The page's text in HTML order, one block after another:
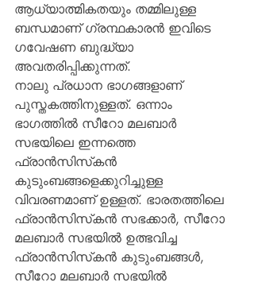
ആധ്യാത്മികതയും തമ്മിലുള്ള
ബന്ധമാണ് ഗ്രന്ഥകാരന്‍ ഇവിടെ
ഗവേഷണ ബുദ്ധ്യാ
അവതരിപ്പിക്കുന്നത്.
നാലു പ്രധാന ഭാഗങ്ങളാണ്
പുസ്തകത്തിനുള്ളത്. ഒന്നാം
ഭാഗത്തില്‍ സീറോ മലബാര്‍
സഭയിലെ ഇന്നത്തെ
ഫ്രാന്‍സിസ്‌കന്‍
കുടുംബങ്ങളെക്കുറിച്ചുള്ള
വിവരണമാണ് ഉള്ളത്. ഭാരതത്തിലെ
ഫ്രാന്‍സിസ്‌കന്‍ സഭക്കാര്‍, സീറോ
മലബാര്‍ സഭയില്‍ ഉത്ഭവിച്ച
ഫ്രാന്‍സിസ്‌കന്‍ കുടുംബങ്ങള്‍,
സീറോ മലബാര്‍ സഭയില്‍